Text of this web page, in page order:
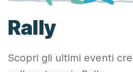
Rally
Scopri gli ultimi eventi